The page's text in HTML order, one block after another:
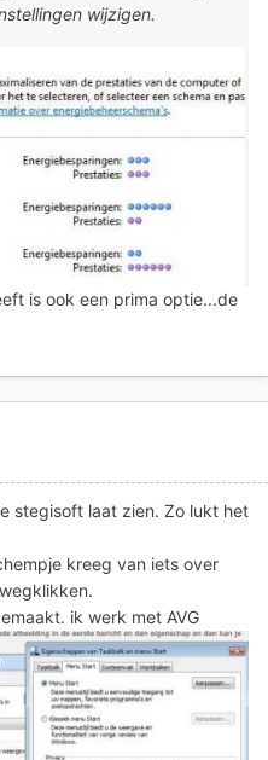
wijzigen.
is ook een prima optie...de
stegisoft laat zien. Zo lukt het
kreeg van iets over
ik werk met AVG